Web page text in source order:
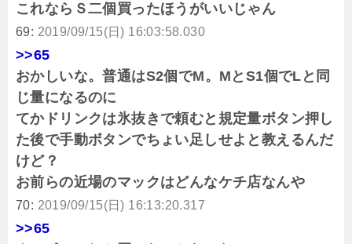
これならＳ二個買ったほうがいいじゃん
69: 2019/09/15(日) 16:03:58.030
>>65
おかしいな。普通はS2個でM。MとS1個でLと同
じ量になるのに
てかドリンクは氷抜きで頼むと規定量ボタン押し
た後で手動ボタンでちょい足しせよと教えるんだ
けど？
お前らの近場のマックはどんなケチ店なんや
70: 2019/09/15(日) 16:13:20.317
>>65